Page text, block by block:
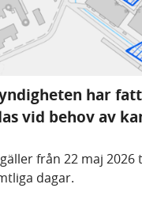
har
vid behov av
från 22 maj
dagar.